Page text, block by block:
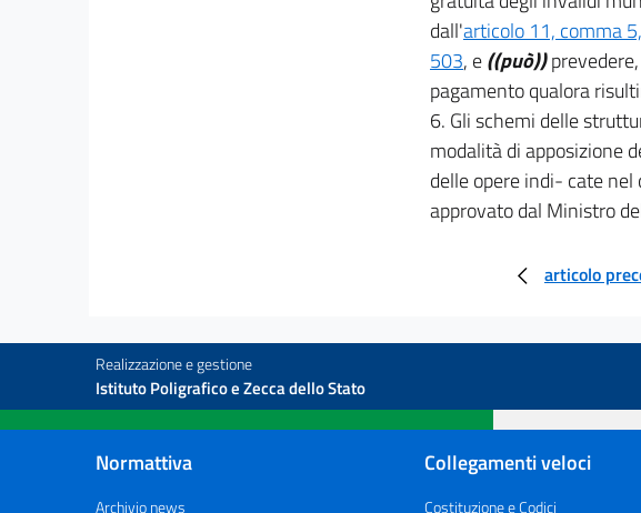
40
41
42
43
44
dall'articolo 11, comma
503, e((può))
pagamento qualora
6. Gli schemi delle
modalità di apposizione
delle opere indi- cate
approvato dal Ministro
articolo
Realizzazione e gestione
Istituto Poligrafico e Zecca dello Stato
Normattiva
Archivio news
Collegamenti veloci
Costituzione e Codici